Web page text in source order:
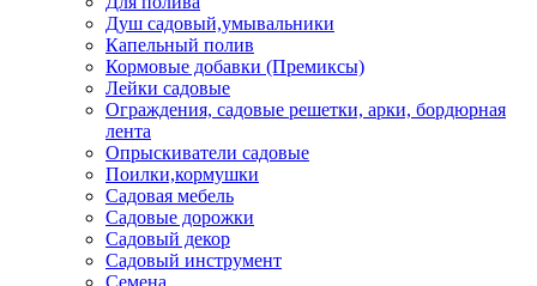
Душ садовый,умывальники
Капельный полив
Кормовые добавки (Премиксы)
Лейки садовые
Ограждения, садовые решетки, арки, бордюрная
лента
Опрыскиватели садовые
Поилки,кормушки
Садовая мебель
Садовые дорожки
Садовый декор
Садовый инструмент
Семена